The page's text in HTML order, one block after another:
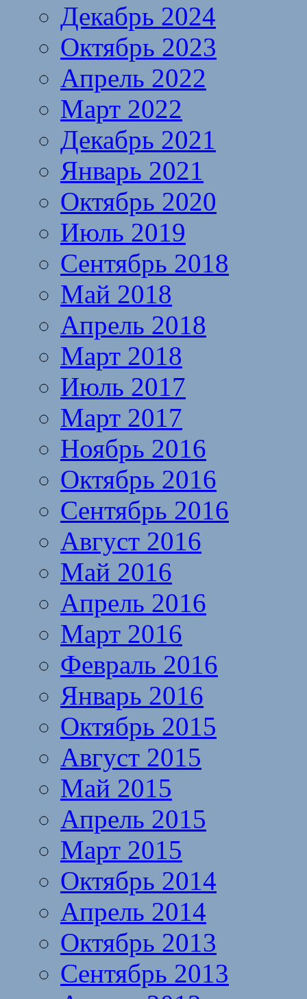
Декабрь 2024
Октябрь 2023
Апрель 2022
Март 2022
Декабрь 2021
Январь 2021
Октябрь 2020
Июль 2019
Сентябрь 2018
Май 2018
Апрель 2018
Март 2018
Июль 2017
Март 2017
Ноябрь 2016
Октябрь 2016
Сентябрь 2016
Август 2016
Май 2016
Апрель 2016
Март 2016
Февраль 2016
Январь 2016
Октябрь 2015
Август 2015
Май 2015
Апрель 2015
Март 2015
Октябрь 2014
Апрель 2014
Октябрь 2013
Сентябрь 2013